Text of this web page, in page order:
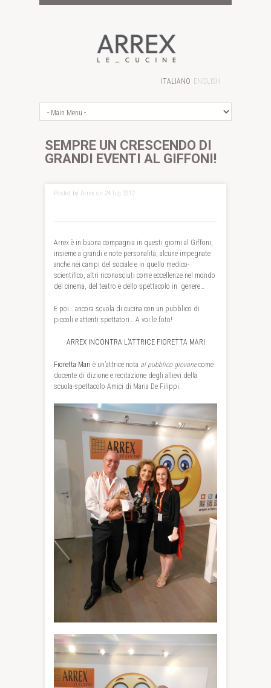
ITALIANO ENGLISH
SEMPRE UN CRESCENDO DI
GRANDI EVENTI AL GIFFONI!
Posted by Arrex on 24 lug 2012
Arrex è in buona compagnia in questi giorni al Giffoni,
insieme a grandi e note personalità, alcune impegnate
anche nei campi del sociale e in quello medico-
scientifico, altri riconosciuti come eccellenze nel mondo
del cinema, del teatro e dello spettacolo in genere…
E poi… ancora scuola di cucina con un pubblico di
piccoli e attenti spettatori… A voi le foto!
ARREX INCONTRA L’ATTRICE FIORETTA MARI
Fioretta Mari è un’attrice nota al pubblico giovanecome
docente di dizione e recitazione degli allievi della
scuola-spettacolo Amici di Maria De Filippi.